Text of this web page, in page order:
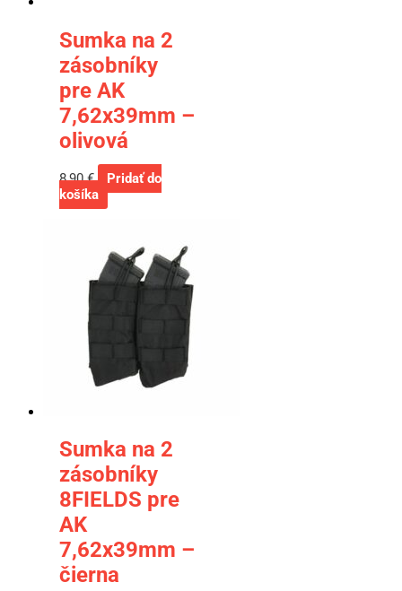
Sumka na 2
zásobníky
pre AK
7,62x39mm –
olivová
8,90€
Pridať do
košíka
Sumka na 2
zásobníky
8FIELDS pre
AK
7,62x39mm –
čierna